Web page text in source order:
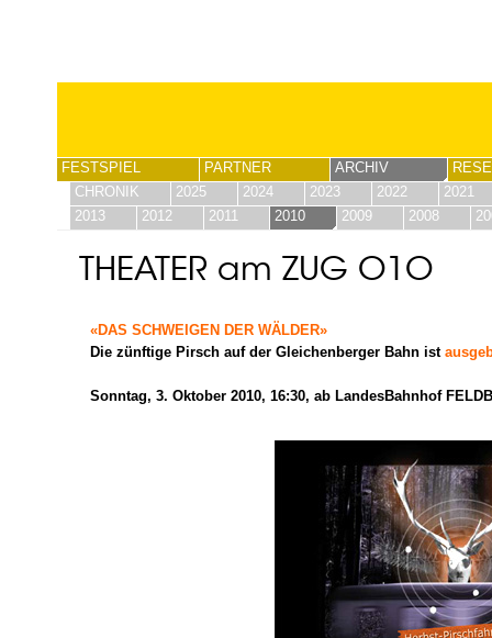
FESTSPIEL PARTNER ARCHIV
CHRONIK
2025 2024 2023 2022
2021
2013
2012 2011 2010 2009 2008
THEATER am ZUG O1O
«DAS SCHWEIGEN DER WÄLDER»
Die zünftige Pirsch auf der Gleichenberger Bahn ist
Sonntag, 3. Oktober 2010, 16:30, ab LandesBahnhof